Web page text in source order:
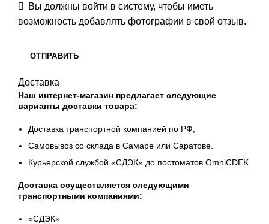
Вы должны войти в систему, чтобы иметь
возможность добавлять фотографии в свой отзыв.
Доставка
Наш интернет-магазин предлагает следующие
варианты доставки товара:
Доставка транспортной компанией по РФ;
Самовывоз со склада в Самаре или Саратове.
Курьерской службой «СДЭК» до постоматов OmniCDEK
Доставка осуществляется следующими
транспортными компаниями:
«СДЭК»